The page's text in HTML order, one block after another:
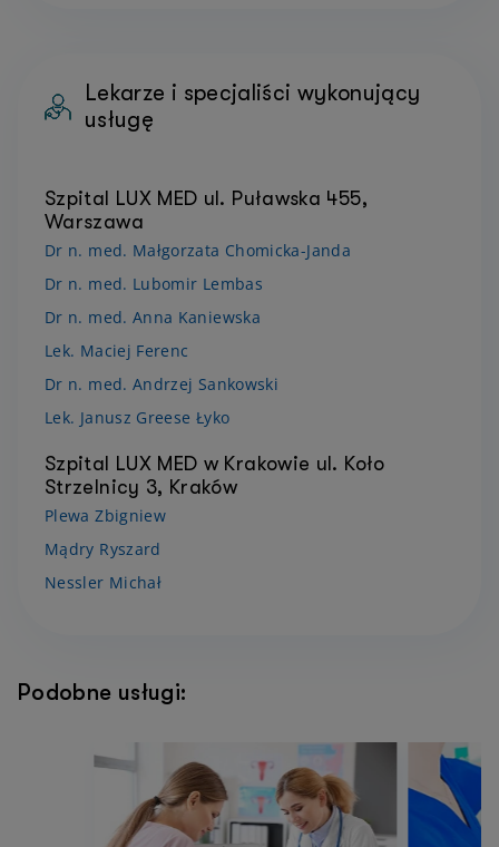
Lekarze i specjaliści wykonujący
usługę
Szpital LUX MED ul. Puławska 455,
Warszawa
Dr n. med. Małgorzata Chomicka-Janda
Dr n. med. Lubomir Lembas
Dr n. med. Anna Kaniewska
Lek. Maciej Ferenc
Dr n. med. Andrzej Sankowski
Lek. Janusz Greese Łyko
Szpital LUX MED w Krakowie ul. Koło
Strzelnicy 3, Kraków
Plewa Zbigniew
Mądry Ryszard
Nessler Michał
Podobne usługi: